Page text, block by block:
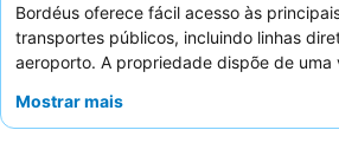
Bordéus oferece fácil acesso às
transportes públicos, incluindo linhas
aeroporto. A propriedade dispõe de uma
instalações de lavandaria
Mostrar mais